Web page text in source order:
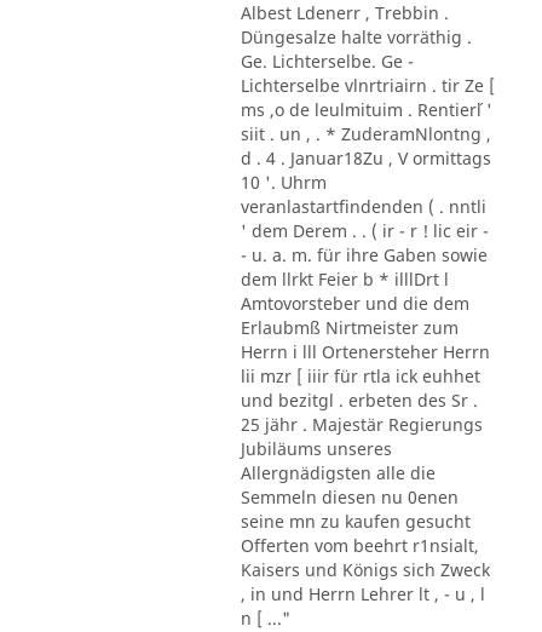
Albest Ldenerr , Trebbin .
Düngesalze halte vorräthig .
Ge. Lichterselbe. Ge -
Lichterselbe vlnrtriairn . tir Ze [
ms ,o de leulmituim . Rentier´l '
siit . un , . * ZuderamNlontng ,
d . 4 . Januar18Zu , V ormittags
10 '. Uhrm
veranlastartfindenden ( . nntli
' dem Derem . . ( ir - r ! lic eir -
- u. a. m. für ihre Gaben sowie
dem llrkt Feier b * illlDrt l
Amtovorsteber und die dem
Erlaubmß Nirtmeister zum
Herrn i lll Ortenersteher Herrn
lii mzr [ iiir für rtla ick euhhet
und bezitgl . erbeten des Sr .
25 jähr . Majestär Regierungs
Jubiläums unseres
Allergnädigsten alle die
Semmeln diesen nu 0enen
seine mn zu kaufen gesucht
Offerten vom beehrt r1nsialt,
Kaisers und Königs sich Zweck
, in und Herrn Lehrer lt , - u , l
n [ ..."